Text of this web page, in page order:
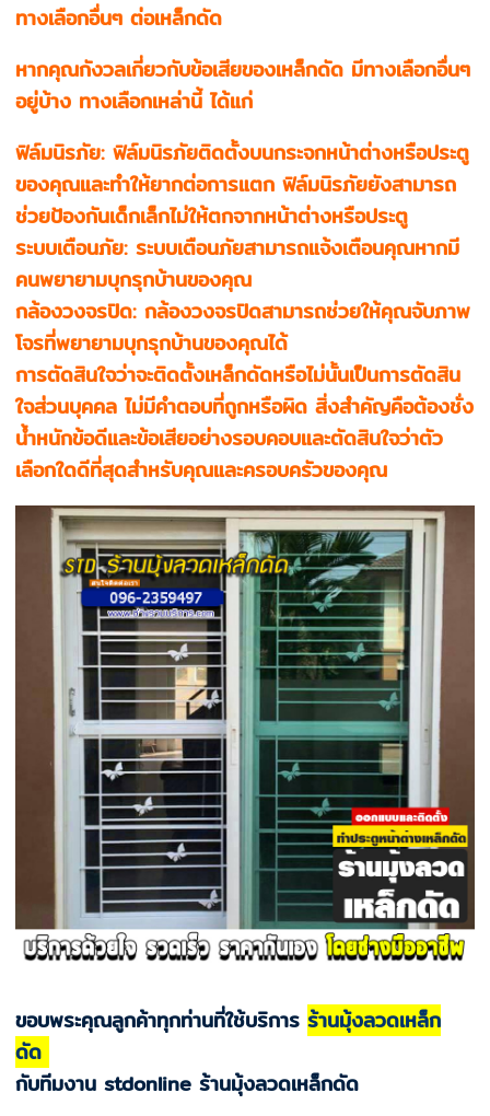
ทางเลือกอื่นๆ ต่อเหล็กดัด
หากคุณกังวลเกี่ยวกับข้อเสียของเหล็กดัด มีทางเลือกอื่นๆ
อยู่บ้าง ทางเลือกเหล่านี้ ได้แก่
ฟิล์มนิรภัย: ฟิล์มนิรภัยติดตั้งบนกระจกหน้าต่างหรือประตู
ของคุณและทำให้ยากต่อการแตก ฟิล์มนิรภัยยังสามารถ
ช่วยป้องกันเด็กเล็กไม่ให้ตกจากหน้าต่างหรือประตู
ระบบเตือนภัย: ระบบเตือนภัยสามารถแจ้งเตือนคุณหากมี
คนพยายามบุกรุกบ้านของคุณ
กล้องวงจรปิด: กล้องวงจรปิดสามารถช่วยให้คุณจับภาพ
โจรที่พยายามบุกรุกบ้านของคุณได้
การตัดสินใจว่าจะติดตั้งเหล็กดัดหรือไม่นั้นเป็นการตัดสิน
ใจส่วนบุคคล ไม่มีคำตอบที่ถูกหรือผิด สิ่งสำคัญคือต้องชั่ง
น้ำหนักข้อดีและข้อเสียอย่างรอบคอบและตัดสินใจว่าตัว
เลือกใดดีที่สุดสำหรับคุณและครอบครัวของคุณ
ขอบพระคุณลูกค้าทุกท่านที่ใช้บริการร้านมุ้งลวดเหล็ก
ดัด
กับทีมงาน stdonline ร้านมุ้งลวดเหล็กดัด